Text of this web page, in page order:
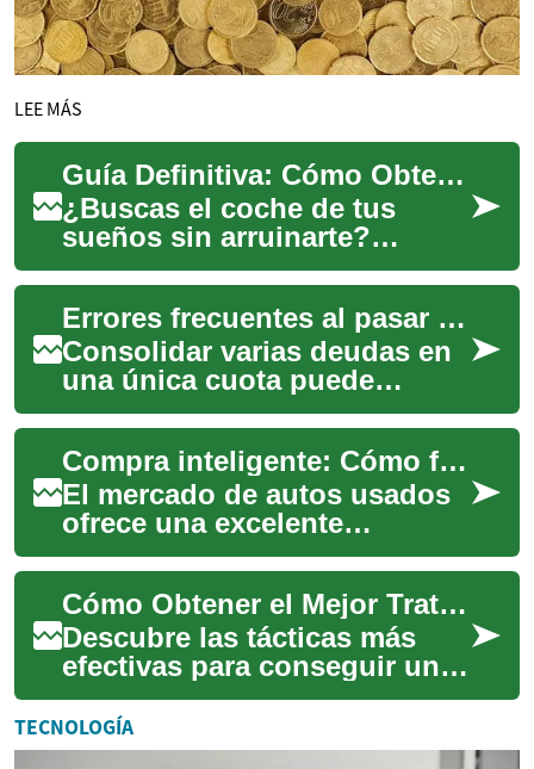
LEE MÁS
Guía Definitiva: Cómo Obtener el Mejor Auto al Mejor Precio
¿Buscas el coche de tus
sueños sin arruinarte?
Descubre cómo navegar el
complejo mundo de las
ofertas automovilística...
Errores frecuentes al pasar de varios créditos a una cuota y cómo evitarlos
Consolidar varias deudas en
una única cuota puede
facilitar la gestión de pagos,
pero también supone riesgos
si no se...
Compra inteligente: Cómo financiar un auto usado
El mercado de autos usados
ofrece una excelente
oportunidad para adquirir un
vehículo a un precio más
accesible que u...
Cómo Obtener el Mejor Trato en tu Próximo Coche
Descubre las tácticas más
efectivas para conseguir un
excelente acuerdo al comprar
tu próximo vehículo. Esta
guía te ...
TECNOLOGÍA